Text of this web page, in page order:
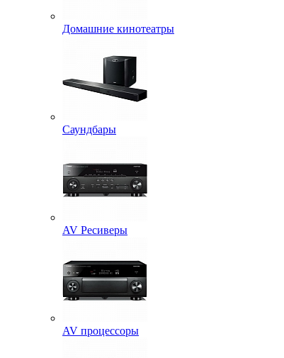
Домашние кинотеатры
Саундбары
AV Ресиверы
AV процессоры